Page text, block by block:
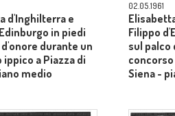
d'Inghilterra e
in piedi
durante un
a Piazza di
medio
02.05.1961
Filippo
sul palco
Siena -